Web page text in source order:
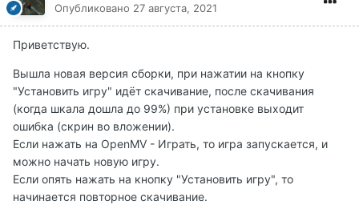
Опубликовано 27 августа, 2021
Приветствую.
Вышла новая версия сборки, при нажатии на кнопку
"Установить игру" идёт скачивание, после скачивания
(когда шкала дошла до 99%) при установке выходит
ошибка (скрин во вложении).
Если нажать на OpenMV - Играть, то игра запускается, и
можно начать новую игру.
Если опять нажать на кнопку "Установить игру", то
начинается повторное скачивание.